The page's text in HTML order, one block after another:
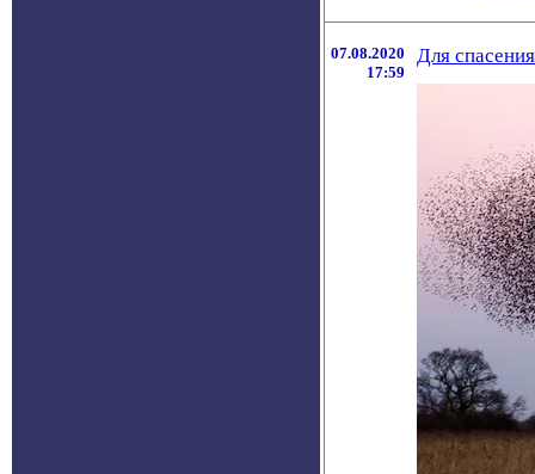
07.08.2020
17:59
Для